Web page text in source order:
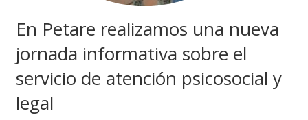
En Petare realizamos una nueva
jornada informativa sobre el
servicio de atención psicosocial y
legal